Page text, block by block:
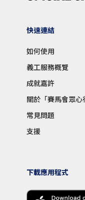
快速連結
如何使用
義工服務概覽
成就嘉許
關於「賽馬會眾心
常見問題
支援
下載應用程式